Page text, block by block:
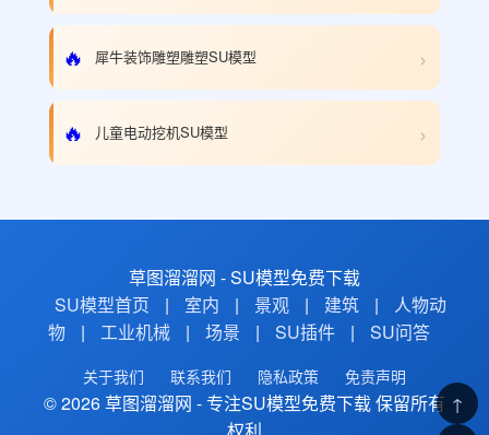
🔥 犀牛装饰雕塑雕塑SU模型 ›
🔥 儿童电动挖机SU模型 ›
草图溜溜网 - SU模型免费下载
SU模型首页
| 室内 | 景观 | 建筑 |
人物动
物
| 工业机械 | 场景 | SU插件 | SU问答
关于我们 联系我们 隐私政策 免责声明
© 2026 草图溜溜网 - 专注SU模型免费下载 保留所有
权利
↑